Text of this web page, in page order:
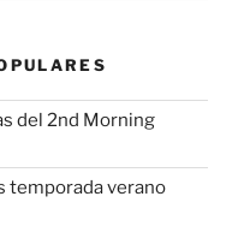
del 2nd Morning
temporada verano